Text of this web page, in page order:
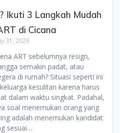
Ikuti 3 Langkah Mudah
di Cicana
31, 2026
ART sebelumnya resign,
semakin padat, atau
di rumah? Situasi seperti ini
kesulitan karena harus
dalam waktu singkat. Padahal,
soal menemukan orang yang
adalah menemukan kandidat
sesuai…